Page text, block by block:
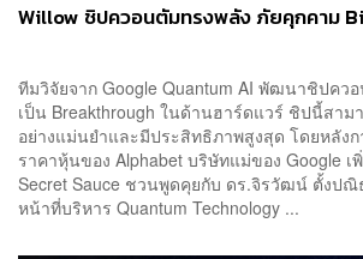
Willow ชิปควอนตัมทรงพลัง ภัยคุกคาม
ทีมวิจัยจาก Google Quantum AI พัฒนาชิปคว
เป็น Breakthrough ในด้านฮาร์ดแวร์ ชิปนี้สา
อย่างแม่นยำและมีประสิทธิภาพสูงสุด โดยหลังก
ราคาหุ้นของ Alphabet บริษัทแม่ของ Google
Secret Sauce ชวนพูดคุยกับ ดร.จิรวัฒน์ ตั้งปณิ
หน้าที่บริหาร Quantum Technology ...